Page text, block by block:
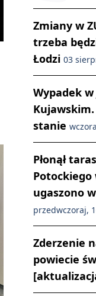
Zmiany w
trzeba
Łodzi 03
Wypadek
stanie
Płonął
Potockiego
ugaszono
przedwczoraj,
Zderzenie
powiecie